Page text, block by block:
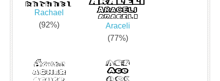
Rachael
(92%)
Araceli
(77%)